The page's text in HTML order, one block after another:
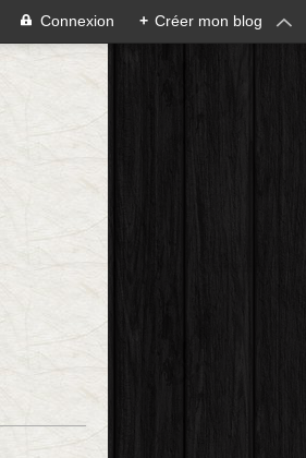
Connexion + Créer mon blog